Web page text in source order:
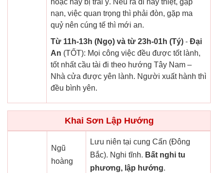
hoặc hay bị trái ý. Nếu ra đi hay thiệt, gặp
nạn, việc quan trọng thì phải đòn, gặp ma
quỷ nên cúng tế thì mới an.
Từ 11h-13h (Ngọ) và từ 23h-01h (Tý) - Đại
An (TỐT): Mọi công việc đều được tốt lành,
tốt nhất cầu tài đi theo hướng Tây Nam –
Nhà cửa được yên lành. Người xuất hành thì
đều bình yên.
Khai Sơn Lập Hướng
Ngũ
hoàng
Lưu niên tại cung Cấn (Đông
Bắc). Nghi tĩnh. Bất nghi tu
phương, lập hướng.